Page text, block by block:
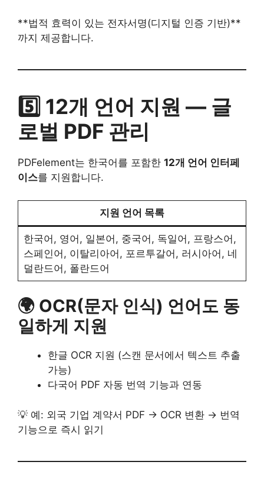
**법적 효력이 있는 전자서명(디지털 인증 기반)**
까지 제공합니다.
5️⃣ 12개 언어 지원 — 글
로벌 PDF 관리
PDFelement는 한국어를 포함한 12개 언어 인터페
이스를 지원합니다.
지원 언어 목록
한국어, 영어, 일본어, 중국어, 독일어, 프랑스어,
스페인어, 이탈리아어, 포르투갈어, 러시아어, 네
덜란드어, 폴란드어
🌍 OCR(문자 인식) 언어도 동
일하게 지원
한글 OCR 지원 (스캔 문서에서 텍스트 추출
가능)
다국어 PDF 자동 번역 기능과 연동
💡 예: 외국 기업 계약서 PDF → OCR 변환 → 번역
기능으로 즉시 읽기